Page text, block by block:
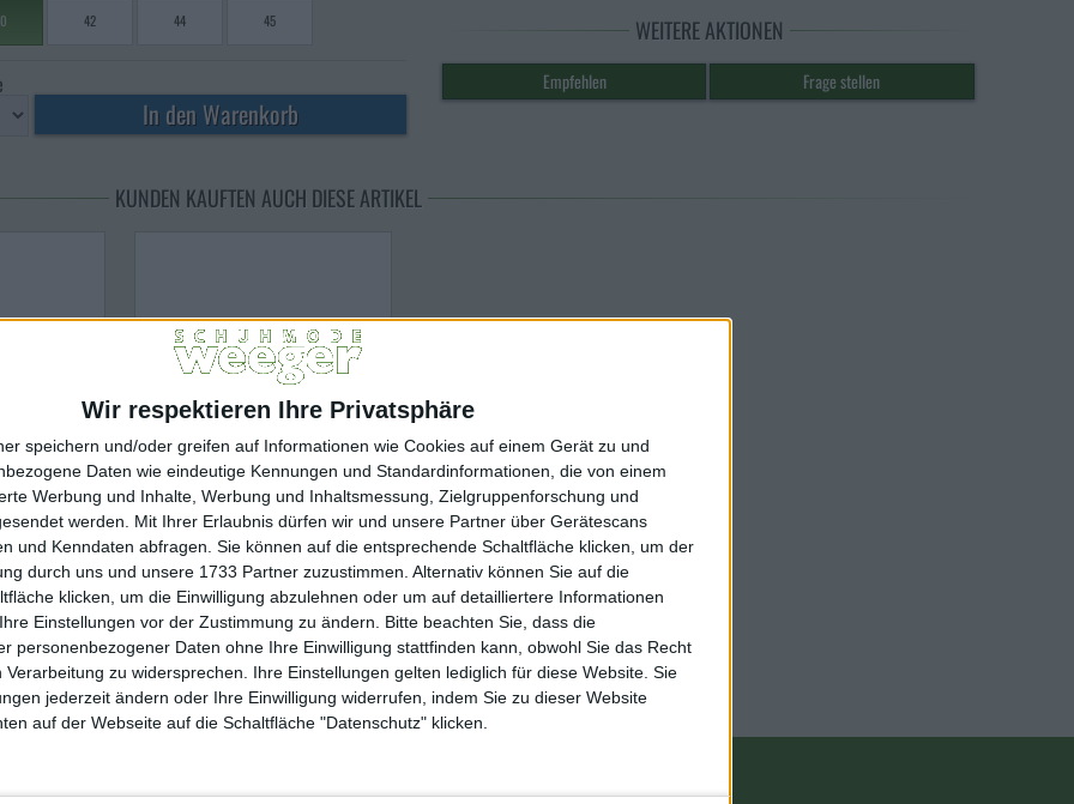
Wir respektieren Ihre Privatsphäre
speichern und/oder greifen auf Informationen wie Cookies auf einem Gerät zu und
Daten wie eindeutige Kennungen und Standardinformationen, die von einem
Werbung und Inhalte, Werbung und Inhaltsmessung, Zielgruppenforschung und
werden.
Mit Ihrer Erlaubnis dürfen wir und unsere Partner über Gerätescans
und Kenndaten abfragen. Sie können auf die entsprechende Schaltfläche klicken, um der
durch uns und unsere 1733 Partner zuzustimmen. Alternativ können Sie auf die
klicken, um die Einwilligung abzulehnen oder um auf detailliertere Informationen
Einstellungen vor der Zustimmung zu ändern.
Bitte beachten Sie, dass die
personenbezogener Daten ohne Ihre Einwilligung stattfinden kann, obwohl Sie das Recht
Verarbeitung zu widersprechen. Ihre Einstellungen gelten lediglich für diese Website. Sie
jederzeit ändern oder Ihre Einwilligung widerrufen, indem Sie zu dieser Website
auf der Webseite auf die Schaltfläche "Datenschutz" klicken.
42 44 45 WEITERE AKTIONEN
KUNDEN KAUFTEN AUCH DIESE ARTIKEL
30
64,95 EUR
Weeger
Küchenclog Art. 48612-10
Spezialsohle